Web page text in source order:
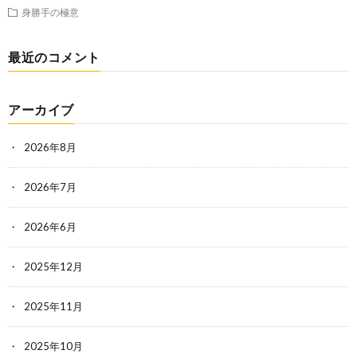
身勝手の極意
最近のコメント
アーカイブ
2026年8月
2026年7月
2026年6月
2025年12月
2025年11月
2025年10月